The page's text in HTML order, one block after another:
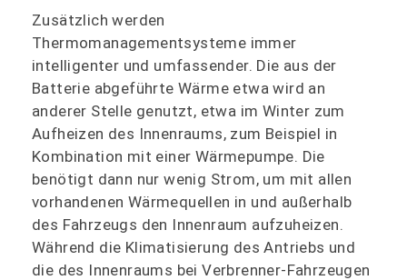
Zusätzlich werden
Thermomanagementsysteme immer
intelligenter und umfassender. Die aus der
Batterie abgeführte Wärme etwa wird an
anderer Stelle genutzt, etwa im Winter zum
Aufheizen des Innenraums, zum Beispiel in
Kombination mit einer Wärmepumpe. Die
benötigt dann nur wenig Strom, um mit allen
vorhandenen Wärmequellen in und außerhalb
des Fahrzeugs den Innenraum aufzuheizen.
Während die Klimatisierung des Antriebs und
die des Innenraums bei Verbrenner-Fahrzeugen